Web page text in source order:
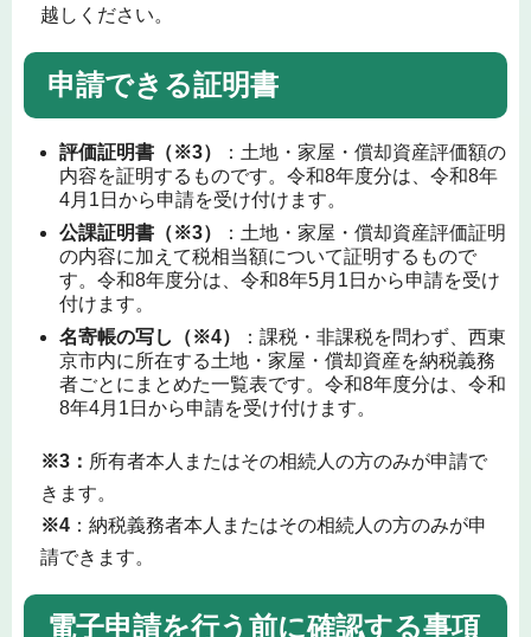
越しください。
申請できる証明書
評価証明書（※3）
：土地・家屋・償却資産評価額の
内容を証明するものです。令和8年度分は、令和8年
4月1日から申請を受け付けます。
公課証明書（※3）
：土地・家屋・償却資産評価証明
の内容に加えて税相当額について証明するもので
す。令和8年度分は、令和8年5月1日から申請を受け
付けます。
名寄帳の写し（※4）
：課税・非課税を問わず、西東
京市内に所在する土地・家屋・償却資産を納税義務
者ごとにまとめた一覧表です。令和8年度分は、令和
8年4月1日から申請を受け付けます。
※3： 所有者本人またはその相続人の方のみが申請で
きます。
※4：納税義務者本人またはその相続人の方のみが申
請できます。
電子申請を行う前に確認する事項